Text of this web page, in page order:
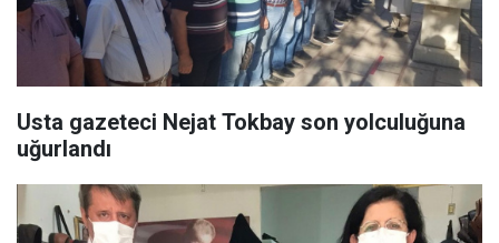
Usta gazeteci Nejat Tokbay son yolculuğuna
uğurlandı